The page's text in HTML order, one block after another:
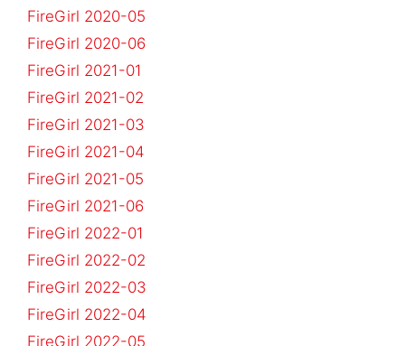
FireGirl 2020-05
FireGirl 2020-06
FireGirl 2021-01
FireGirl 2021-02
FireGirl 2021-03
FireGirl 2021-04
FireGirl 2021-05
FireGirl 2021-06
FireGirl 2022-01
FireGirl 2022-02
FireGirl 2022-03
FireGirl 2022-04
FireGirl 2022-05